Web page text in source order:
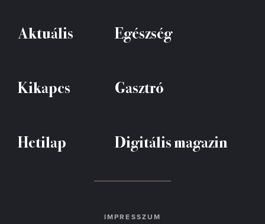
Aktuális Egészség
Kikapcs Gasztró
Hetilap Digitális magazin
IMPRESSZUM